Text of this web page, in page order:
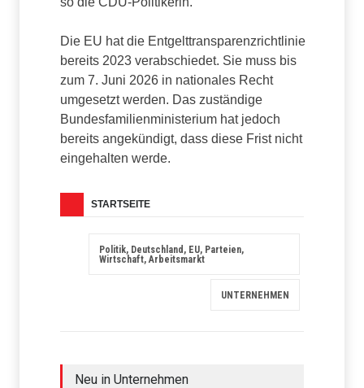
Die EU hat die Entgelttransparenzrichtlinie
bereits 2023 verabschiedet. Sie muss bis
zum 7. Juni 2026 in nationales Recht
umgesetzt werden. Das zuständige
Bundesfamilienministerium hat jedoch
bereits angekündigt, dass diese Frist nicht
eingehalten werde.
STARTSEITE
Politik, Deutschland, EU, Parteien,
Wirtschaft, Arbeitsmarkt
UNTERNEHMEN
Neu in Unternehmen